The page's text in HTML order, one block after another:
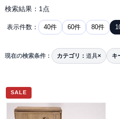
検索結果：1点
表示件数： 40件 60件 80件
現在の検索条件： カテゴリ： 道具× キ
SALE